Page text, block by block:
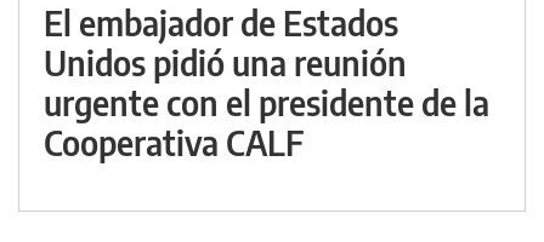
El embajador de Estados
Unidos pidió una reunión
urgente con el presidente de la
Cooperativa CALF